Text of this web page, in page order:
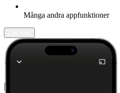
Många andra appfunktioner